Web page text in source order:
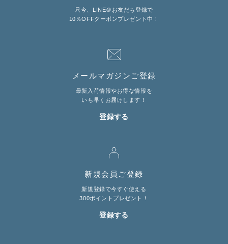
只今、LINE＠お友だち登録で
10％OFFクーポンプレゼント中！
メールマガジンご登録
最新入荷情報やお得な情報を
いち早くお届けします！
登録する
新規会員ご登録
新規登録で今すぐ使える
300ポイントプレゼント！
登録する